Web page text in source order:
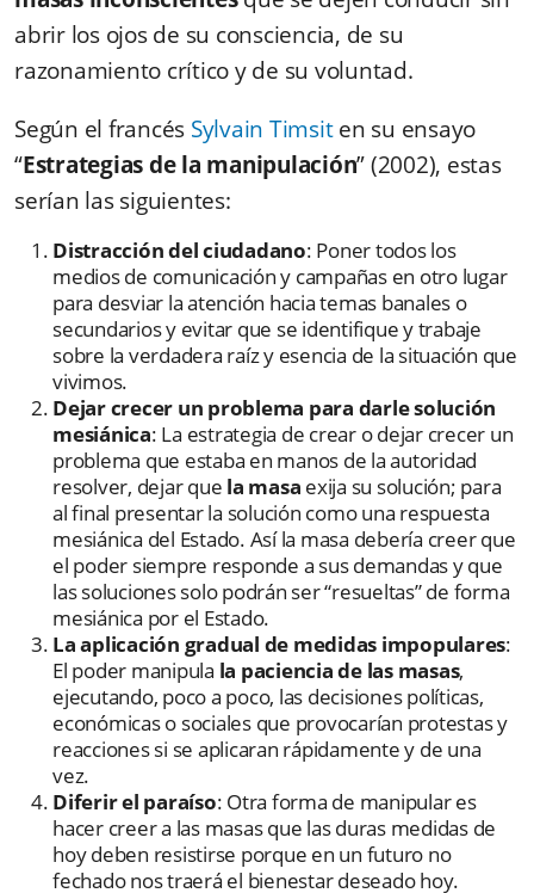
abrir los ojos de su consciencia, de su
razonamiento crítico y de su voluntad.
Según el francés Sylvain Timsiten su ensayo
“Estrategias de la manipulación” (2002), estas
serían las siguientes:
Distracción del ciudadano: Poner todos los
medios de comunicación y campañas en otro lugar
para desviar la atención hacia temas banales o
secundarios y evitar que se identifique y trabaje
sobre la verdadera raíz y esencia de la situación que
vivimos.
Dejar crecer un problema para darle solución
mesiánica: La estrategia de crear o dejar crecer un
problema que estaba en manos de la autoridad
resolver, dejar que la masa exija su solución; para
al final presentar la solución como una respuesta
mesiánica del Estado. Así la masa debería creer que
el poder siempre responde a sus demandas y que
las soluciones solo podrán ser “resueltas” de forma
mesiánica por el Estado.
La aplicación gradual de medidas impopulares:
El poder manipula la paciencia de las masas,
ejecutando, poco a poco, las decisiones políticas,
económicas o sociales que provocarían protestas y
reacciones si se aplicaran rápidamente y de una
vez.
Diferir el paraíso: Otra forma de manipular es
hacer creer a las masas que las duras medidas de
hoy deben resistirse porque en un futuro no
fechado nos traerá el bienestar deseado hoy.